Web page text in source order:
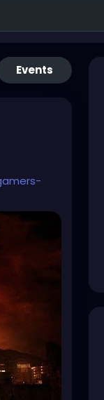
Events